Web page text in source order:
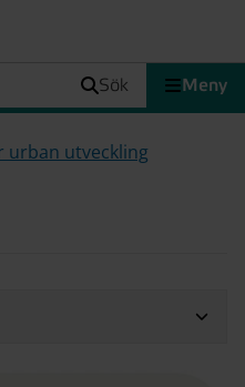
sök Meny
urban utveckling